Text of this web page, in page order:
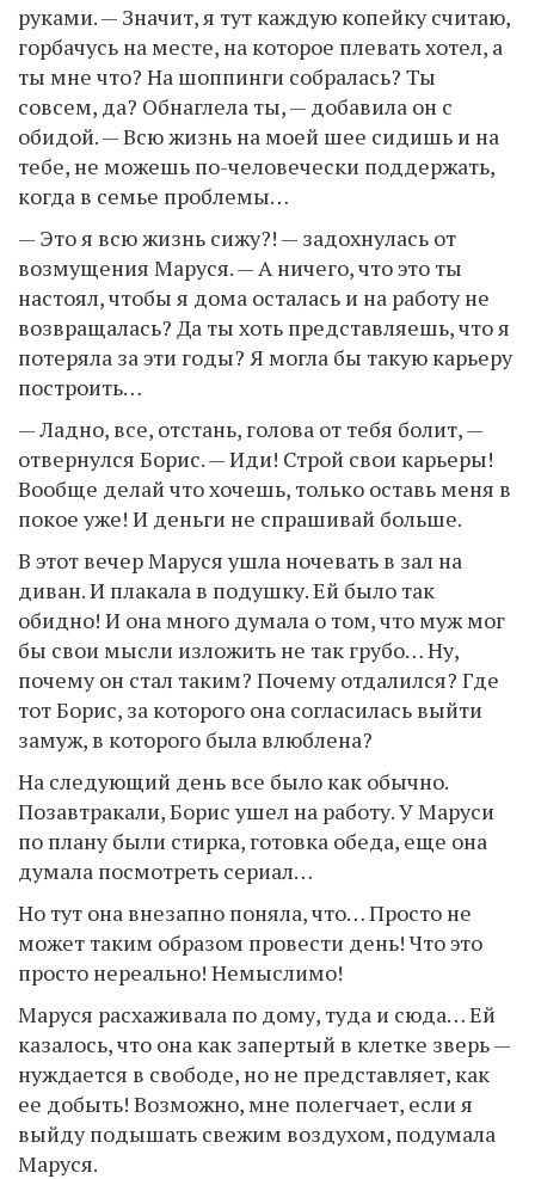
руками. — Значит, я тут каждую копейку считаю,
горбачусь на месте, на которое плевать хотел, а
ты мне что? На шоппинги собралась? Ты
совсем, да? Обнаглела ты, — добавила он с
обидой. — Всю жизнь на моей шее сидишь и на
тебе, не можешь по-человечески поддержать,
когда в семье проблемы…
— Это я всю жизнь сижу?! — задохнулась от
возмущения Маруся. — А ничего, что это ты
настоял, чтобы я дома осталась и на работу не
возвращалась? Да ты хоть представляешь, что я
потеряла за эти годы? Я могла бы такую карьеру
построить…
— Ладно, все, отстань, голова от тебя болит, —
отвернулся Борис. — Иди! Строй свои карьеры!
Вообще делай что хочешь, только оставь меня в
покое уже! И деньги не спрашивай больше.
В этот вечер Маруся ушла ночевать в зал на
диван. И плакала в подушку. Ей было так
обидно! И она много думала о том, что муж мог
бы свои мысли изложить не так грубо… Ну,
почему он стал таким? Почему отдалился? Где
тот Борис, за которого она согласилась выйти
замуж, в которого была влюблена?
На следующий день все было как обычно.
Позавтракали, Борис ушел на работу. У Маруси
по плану были стирка, готовка обеда, еще она
думала посмотреть сериал…
Но тут она внезапно поняла, что… Просто не
может таким образом провести день! Что это
просто нереально! Немыслимо!
Маруся расхаживала по дому, туда и сюда… Ей
казалось, что она как запертый в клетке зверь —
нуждается в свободе, но не представляет, как
ее добыть! Возможно, мне полегчает, если я
выйду подышать свежим воздухом, подумала
Маруся.